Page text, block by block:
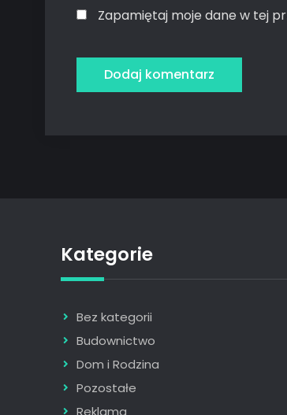
Zapamiętaj moje dane w tej
Kategorie
Bez kategorii
Budownictwo
Dom i Rodzina
Pozostałe
Reklama